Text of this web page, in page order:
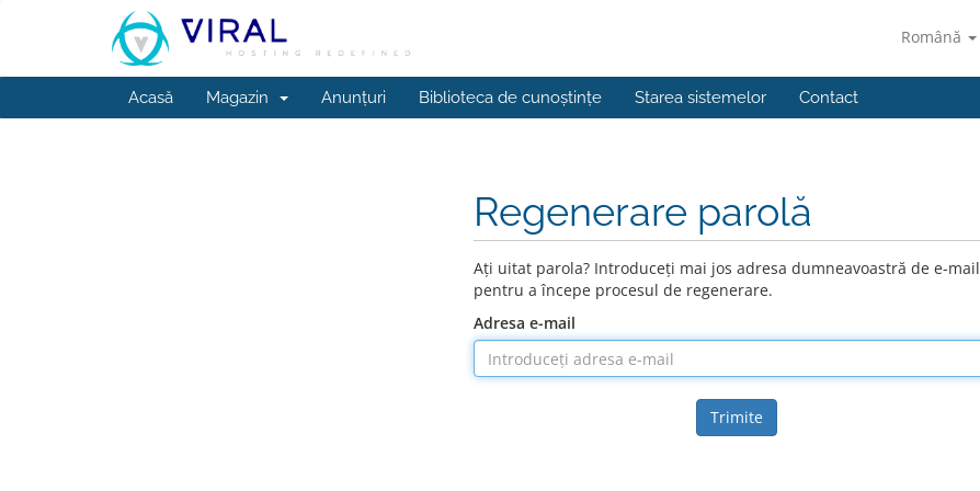
Română
Acasă Magazin Anunțuri Biblioteca de cunoștințe Starea sistemelor Contact
Regenerare parolă
Ați uitat parola? Introduceți mai jos adresa dumneavoastră de e-mail
pentru a începe procesul de regenerare.
Adresa e-mail
Trimite